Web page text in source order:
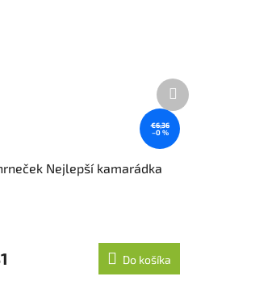
€6,36
–0 %
Nejlepší kamarádka
Do košíka
Ďalší
produkt